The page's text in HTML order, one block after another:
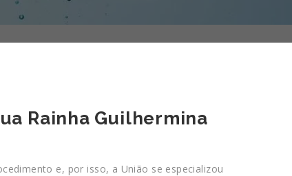
Rainha Guilhermina
e, por isso, a União se especializou